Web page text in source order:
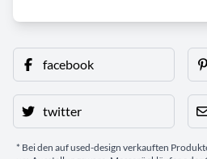
facebook
twitter
* Bei den auf used-design verkauften